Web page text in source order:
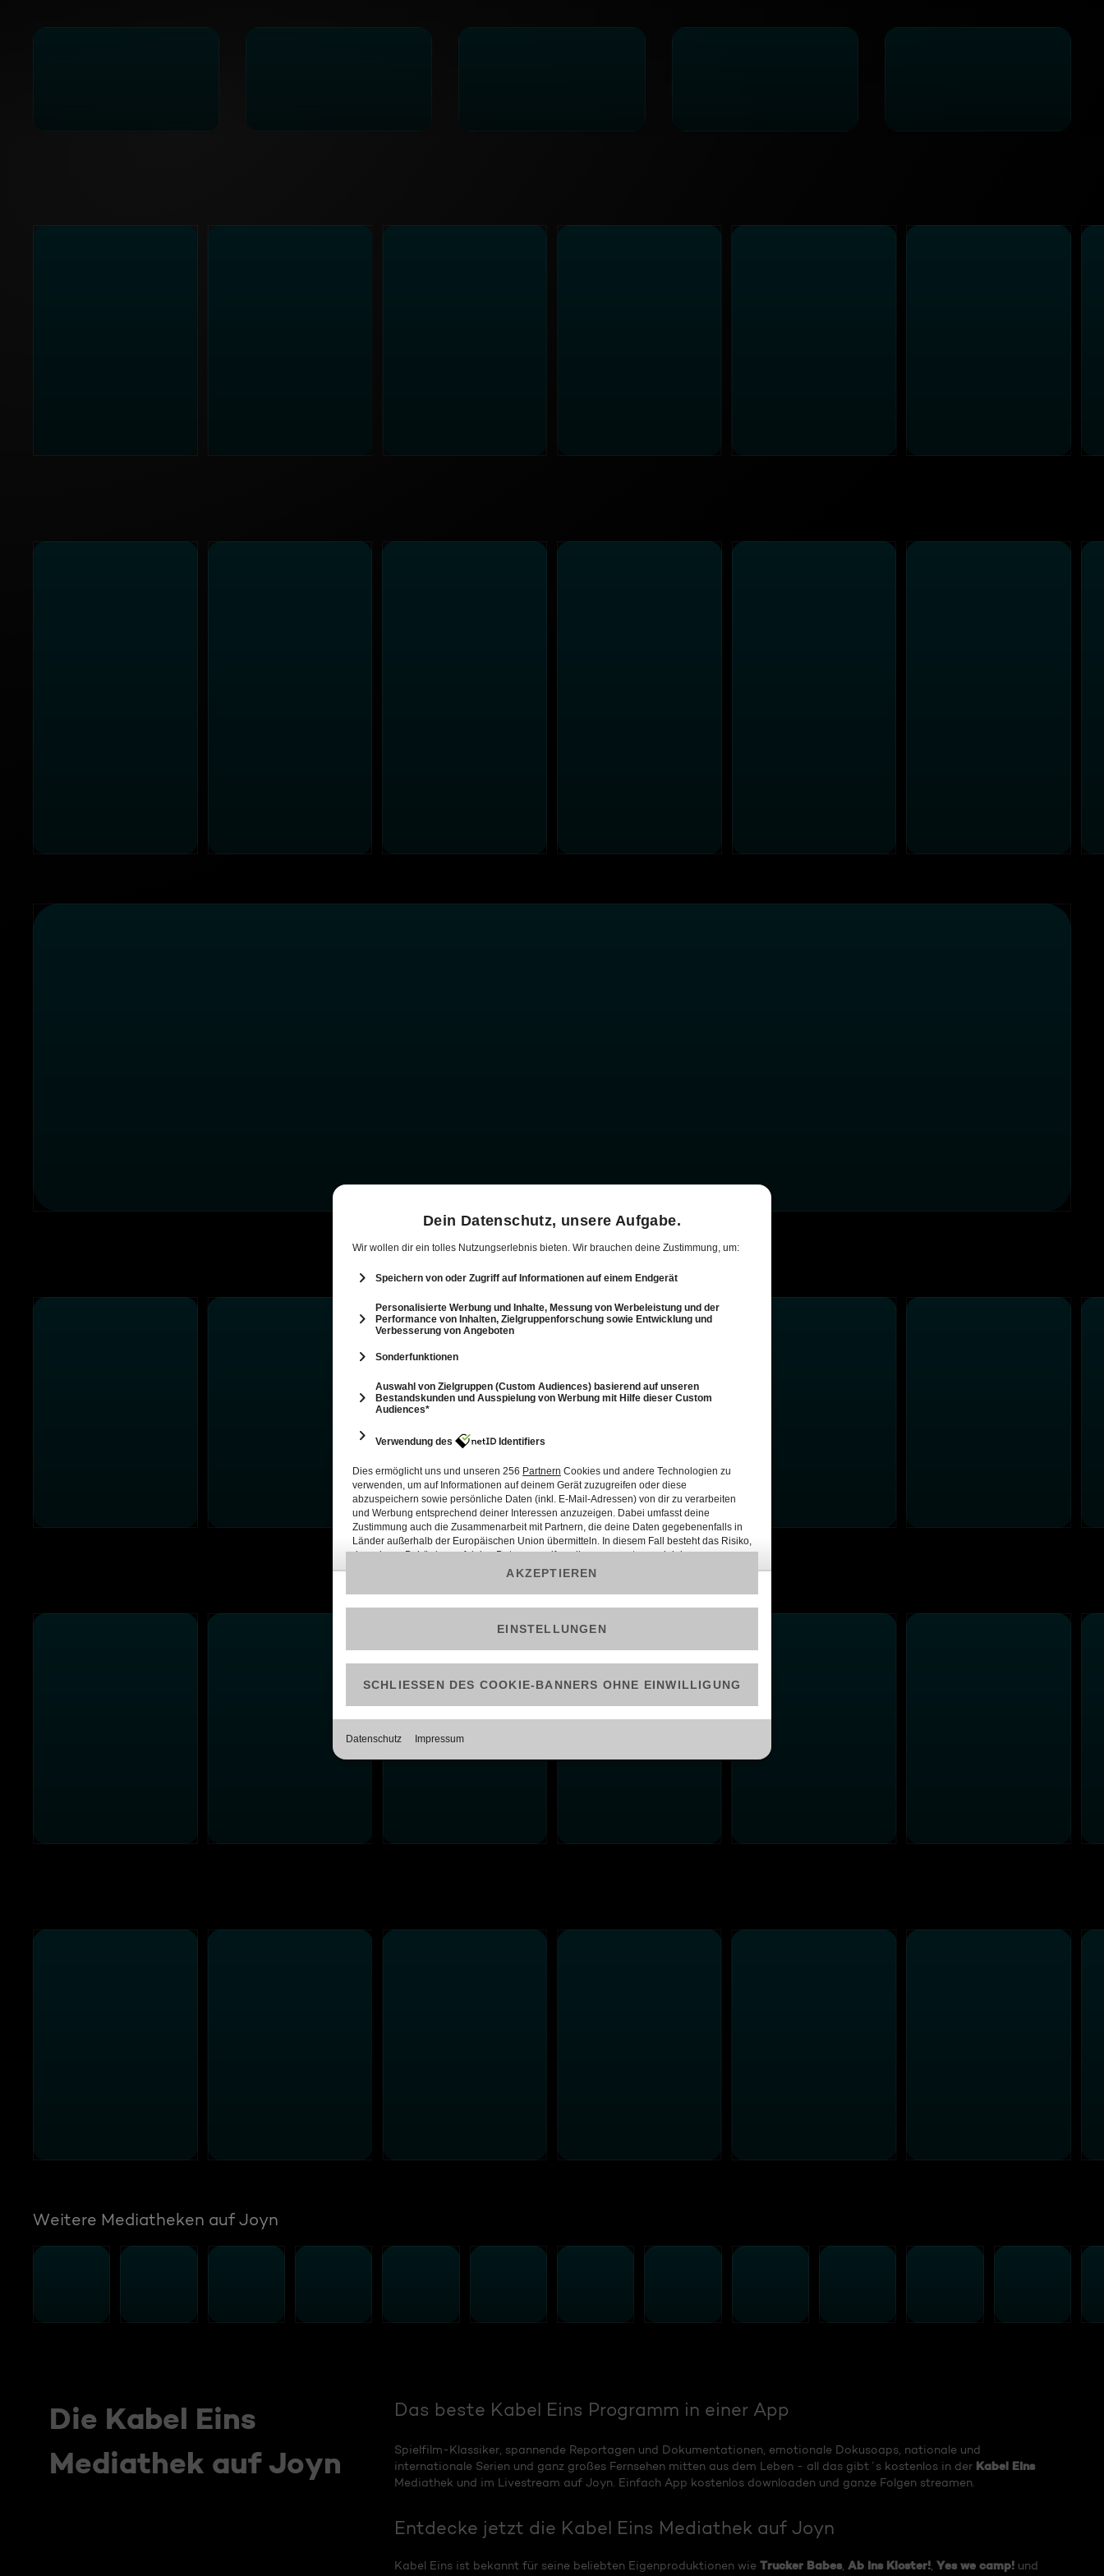
Weitere Mediatheken auf Joyn
Die Kabel Eins
Mediathek auf Joyn
Das beste Kabel Eins Programm in einer App
Spielfilm-Klassiker, spannende Reportagen und Dokumentationen, emotionale Dokusoaps, nationale und
internationale Serien und ganz großes Fernsehen mitten aus dem Leben - all das gibt´s kostenlos in der Kabel Eins
Mediathek und im Livestream auf Joyn. Einfach App kostenlos downloaden und ganze Folgen streamen.
Entdecke jetzt die Kabel Eins Mediathek auf Joyn
Kabel Eins ist bekannt für seine beliebten Eigenproduktionen wie Trucker Babes, Ab ins Kloster!, Yes we camp!und